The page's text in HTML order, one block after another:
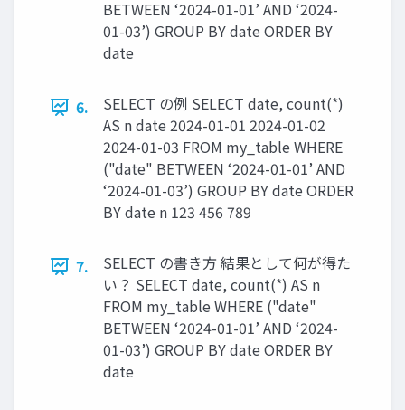
BETWEEN ‘2024-01-01’ AND ‘2024-
01-03’) GROUP BY date ORDER BY
date
6.
SELECT の例 SELECT date, count(*)
AS n date 2024-01-01 2024-01-02
2024-01-03 FROM my_table WHERE
("date" BETWEEN ‘2024-01-01’ AND
‘2024-01-03’) GROUP BY date ORDER
BY date n 123 456 789
7.
SELECT の書き方 結果として何が得た
い？ SELECT date, count(*) AS n
FROM my_table WHERE ("date"
BETWEEN ‘2024-01-01’ AND ‘2024-
01-03’) GROUP BY date ORDER BY
date